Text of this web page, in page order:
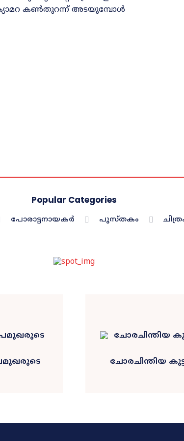
കൺതുറന്ന്‌ അടയുമ്പോൾ
Popular Categories
പോരാട്ടനായകർ പുസ്തകം
ചോരചിന്തിയ